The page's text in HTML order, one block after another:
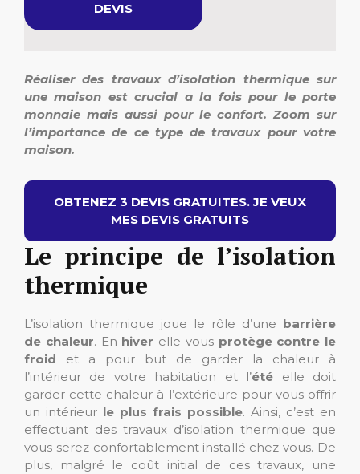
DEVIS
Réaliser des travaux d’isolation thermique sur
une maison est crucial a la fois pour le porte
monnaie mais aussi pour le confort. Zoom sur
l’importance de ce type de travaux pour votre
maison.
OBTENEZ 3 DEVIS GRATUITES. JE VEUX
MES DEVIS GRATUITS
Le principe de l’isolation
thermique
L’isolation thermique joue le rôle d’une barrière
de chaleur. En hiver elle vous protège contre le
froid et a pour but de garder la chaleur à
l’intérieur de votre habitation et l’été elle doit
garder cette chaleur à l’extérieure pour vous offrir
un intérieur le plus frais possible. Ainsi, c’est en
effectuant des travaux d’isolation thermique que
vous serez confortablement installé chez vous. De
plus, malgré le coût initial de ces travaux, une